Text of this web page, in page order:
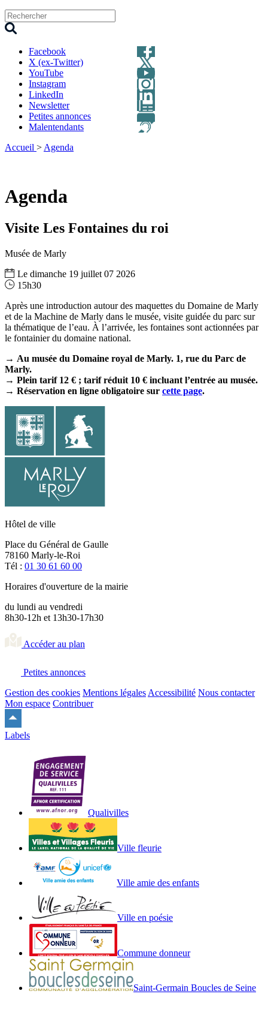
Facebook
X (ex-Twitter)
YouTube
Instagram
LinkedIn
Newsletter
Petites annonces
Malentendants
Accueil > Agenda
Agenda
Visite Les Fontaines du roi
Musée de Marly
Le dimanche 19 juillet 07 2026
15h30
Après une introduction autour des maquettes du Domaine de Marly
et de la Machine de Marly dans le musée, visite guidée du parc sur
la thématique de l’eau. À l’arrivée, les fontaines sont actionnées par
le fontainier du domaine national.
→ Au musée du Domaine royal de Marly. 1, rue du Parc de
Marly.
→ Plein tarif 12 € ; tarif réduit 10 € incluant l’entrée au musée.
→ Réservation en ligne obligatoire sur cette page.
Hôtel de ville
Place du Général de Gaulle
78160 Marly-le-Roi
Tél : 01 30 61 60 00
Horaires d'ouverture de la mairie
du lundi au vendredi
8h30-12h et 13h30-17h30
Accéder au plan
Petites annonces
Gestion des cookies Mentions légalesAccessibilité Nous contacter
Mon espace Contribuer
haut
Labels
Qualivilles
Ville fleurie
Ville amie des enfants
Ville en poésie
Commune donneur
Saint-Germain Boucles de Seine